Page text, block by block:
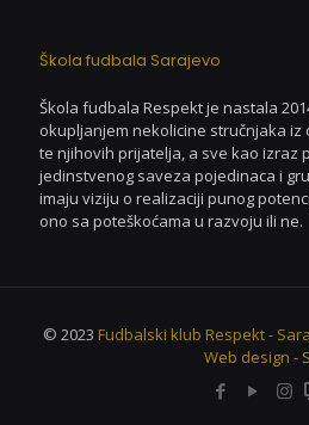
Škola fudbala Sarajevo
Škola fudbala Respekt je nastala
okupljanjem nekolicine stručnjaka
te njihovih prijatelja, a sve kao izraz
jedinstvenog saveza pojedinaca i
imaju viziju o realizaciji punog
ono sa poteškoćama u razvoju ili ne.
© 2023 Fudbalski klub Respekt -
Web design -